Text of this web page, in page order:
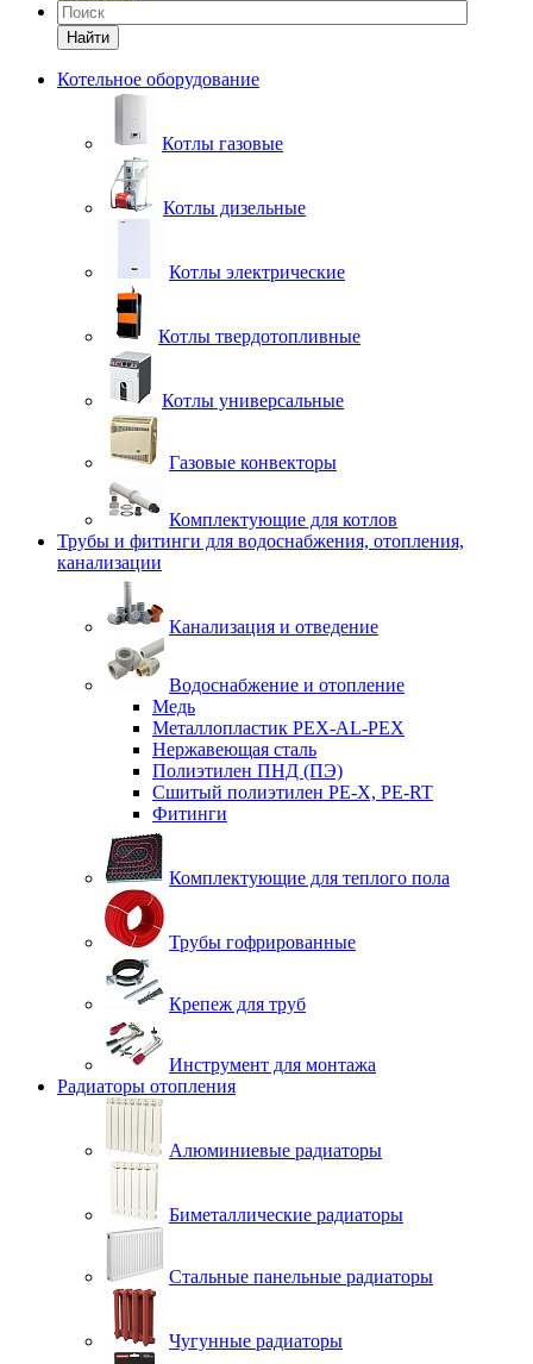
Найти
Котельное оборудование
Котлы газовые
Котлы дизельные
Котлы электрические
Котлы твердотопливные
Котлы универсальные
Газовые конвекторы
Комплектующие для котлов
Трубы и фитинги для водоснабжения, отопления,
канализации
Канализация и отведение
Водоснабжение и отопление
Медь
Металлопластик PEX-AL-PEX
Нержавеющая сталь
Полиэтилен ПНД (ПЭ)
Сшитый полиэтилен PE-X, PE-RT
Фитинги
Комплектующие для теплого пола
Трубы гофрированные
Крепеж для труб
Инструмент для монтажа
Радиаторы отопления
Алюминиевые радиаторы
Биметаллические радиаторы
Стальные панельные радиаторы
Чугунные радиаторы